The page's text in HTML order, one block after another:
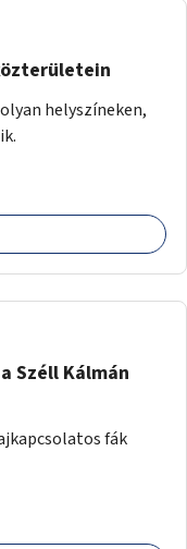
helyszíneken,
Széll Kálmán
fák